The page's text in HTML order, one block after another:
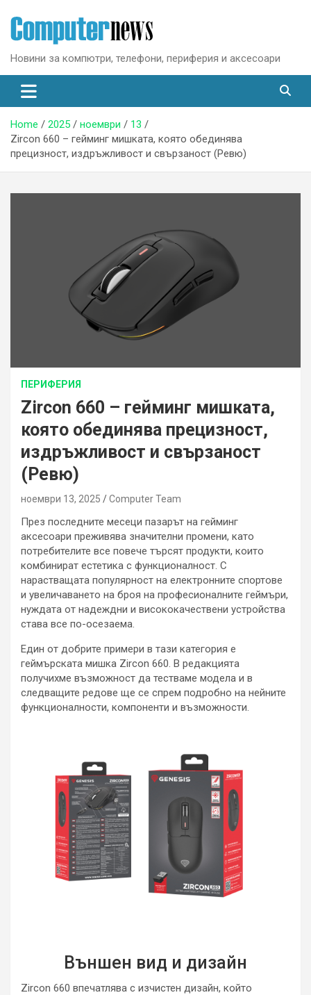
content
Новини за компютри, телефони, периферия и аксесоари
Home 2025 ноември
13
Zircon 660 – гейминг мишката, която обединява
прецизност, издръжливост и свързаност (Ревю)
ПЕРИФЕРИЯ
Zircon 660 – гейминг мишката,
която обединява прецизност,
издръжливост и свързаност
(Ревю)
ноември 13, 2025 Computer Team
През последните месеци пазарът на гейминг
аксесоари преживява значителни промени, като
потребителите все повече търсят продукти, които
комбинират естетика с функционалност. С
нарастващата популярност на електронните спортове
и увеличаването на броя на професионалните геймъри,
нуждата от надеждни и висококачествени устройства
става все по-осезаема.
Един от добрите примери в тази категория е
геймърската мишка Zircon 660. В редакцията
получихме възможност да тестваме модела и в
следващите редове ще се спрем подробно на нейните
функционалности, компоненти и възможности.
Външен вид и дизайн
Zircon 660 впечатлява с изчистен дизайн, който